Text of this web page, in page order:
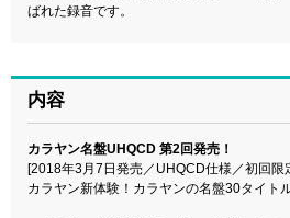
ばれた録音です。
内容
カラヤン名盤UHQCD 第2回発売！
[2018年3月7日発売／UHQCD仕様／初回限
カラヤン新体験！カラヤンの名盤30タイト